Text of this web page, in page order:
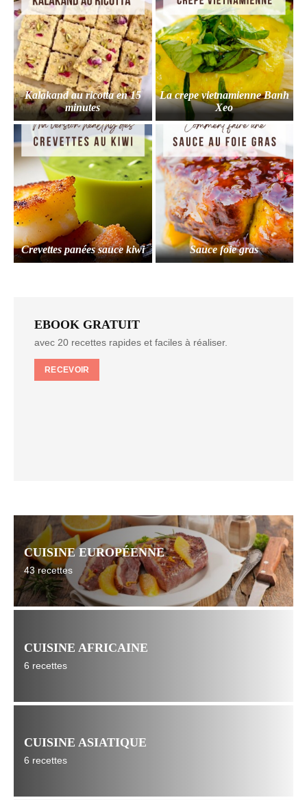
Kalakand au ricotta en 15
minutes
La crepe vietnamienne Banh
Xeo
Crevettes panées sauce kiwi Sauce foie gras
EBOOK GRATUIT
avec 20 recettes rapides et faciles à réaliser.
RECEVOIR
CUISINE EUROPÉENNE
43 recettes
CUISINE AFRICAINE
6 recettes
CUISINE ASIATIQUE
6 recettes